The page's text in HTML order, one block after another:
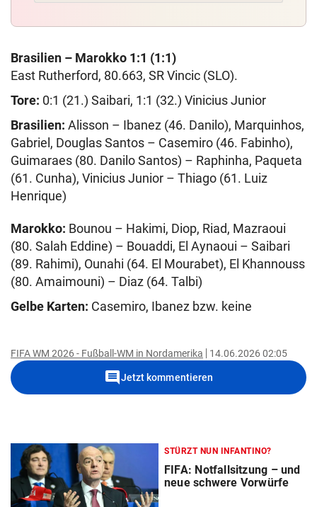
Brasilien – Marokko 1:1 (1:1)
East Rutherford, 80.663, SR Vincic (SLO).
Tore: 0:1 (21.) Saibari, 1:1 (32.) Vinicius Junior
Brasilien: Alisson – Ibanez (46. Danilo), Marquinhos,
Gabriel, Douglas Santos – Casemiro (46. Fabinho),
Guimaraes (80. Danilo Santos) – Raphinha, Paqueta
(61. Cunha), Vinicius Junior – Thiago (61. Luiz
Henrique)
Marokko: Bounou – Hakimi, Diop, Riad, Mazraoui
(80. Salah Eddine) – Bouaddi, El Aynaoui – Saibari
(89. Rahimi), Ounahi (64. El Mourabet), El Khannouss
(80. Amaimouni) – Diaz (64. Talbi)
Gelbe Karten: Casemiro, Ibanez bzw. keine
FIFA WM 2026 - Fußball-WM in Nordamerika 14.06.2026 02:05
commentJetzt kommentieren
STÜRZT NUN INFANTINO?
FIFA: Notfallsitzung – und
neue schwere Vorwürfe